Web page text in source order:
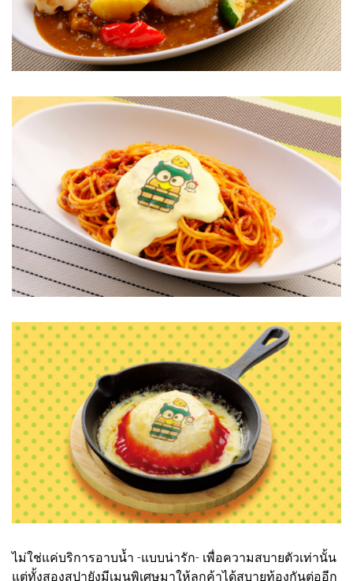
ไม่ใช่แค่บริการอาบน้ำ -แบบน่ารัก- เพื่อความสบายตัวเท่านั้น
แต่ทั้งสองสปายังมีเมนูพิเศษมาให้ลูกค้าได้สบายท้องกันต่ออีก